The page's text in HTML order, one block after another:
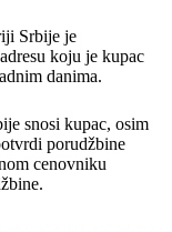
Srbije je
koju je kupac
danima.
snosi kupac, osim
porudžbine
cenovniku